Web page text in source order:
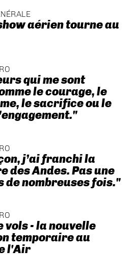
aérien tourne au
qui me sont
le courage, le
le sacrifice ou le
j’ai franchi la
des Andes. Pas une
de nombreuses fois."
vols - la nouvelle
temporaire au
l'Air